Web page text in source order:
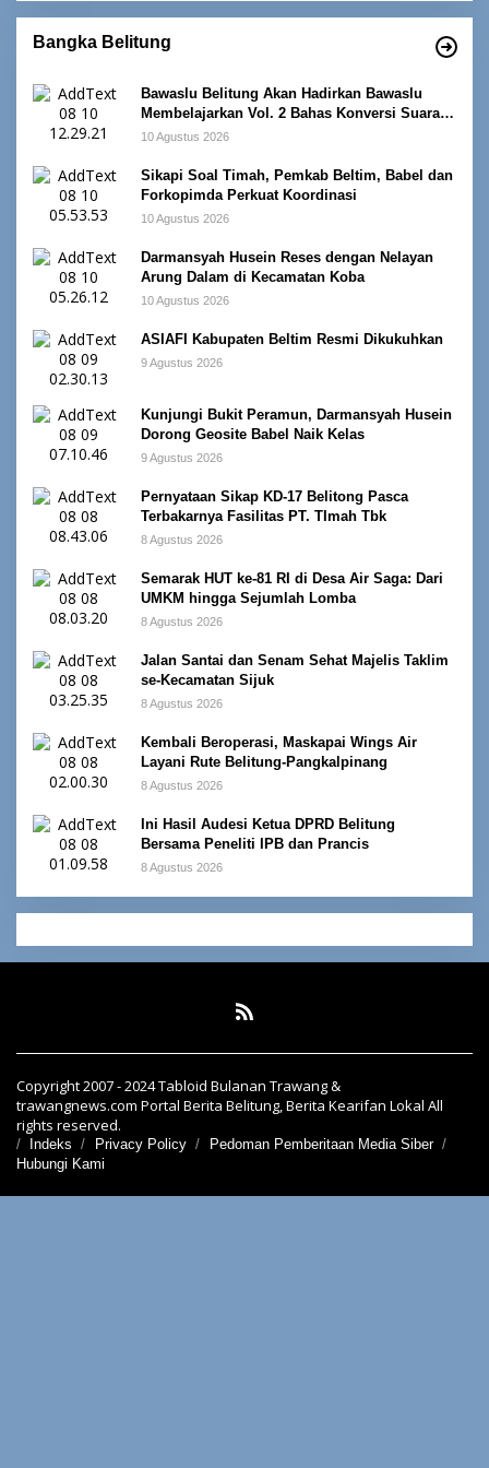
Bangka Belitung
Bawaslu Belitung Akan Hadirkan Bawaslu
Membelajarkan Vol. 2 Bahas Konversi Suara
dan Alokasi Kursi
10 Agustus 2026
Sikapi Soal Timah, Pemkab Beltim, Babel dan
Forkopimda Perkuat Koordinasi
10 Agustus 2026
Darmansyah Husein Reses dengan Nelayan
Arung Dalam di Kecamatan Koba
10 Agustus 2026
ASIAFI Kabupaten Beltim Resmi Dikukuhkan
9 Agustus 2026
Kunjungi Bukit Peramun, Darmansyah Husein
Dorong Geosite Babel Naik Kelas
9 Agustus 2026
Pernyataan Sikap KD-17 Belitong Pasca
Terbakarnya Fasilitas PT. TImah Tbk
8 Agustus 2026
Semarak HUT ke-81 RI di Desa Air Saga: Dari
UMKM hingga Sejumlah Lomba
8 Agustus 2026
Jalan Santai dan Senam Sehat Majelis Taklim
se-Kecamatan Sijuk
8 Agustus 2026
Kembali Beroperasi, Maskapai Wings Air
Layani Rute Belitung-Pangkalpinang
8 Agustus 2026
Ini Hasil Audesi Ketua DPRD Belitung
Bersama Peneliti IPB dan Prancis
8 Agustus 2026
Copyright 2007 - 2024 Tabloid Bulanan Trawang &
trawangnews.com Portal Berita Belitung, Berita Kearifan Lokal All
rights reserved.
Indeks Privacy Policy
Pedoman Pemberitaan Media Siber
Hubungi Kami